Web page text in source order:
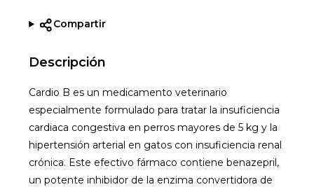
Compartir
Descripción
Cardio B es un medicamento veterinario
especialmente formulado para tratar la insuficiencia
cardiaca congestiva en perros mayores de 5 kg y la
hipertensión arterial en gatos con insuficiencia renal
crónica. Este efectivo fármaco contiene benazepril,
un potente inhibidor de la enzima convertidora de